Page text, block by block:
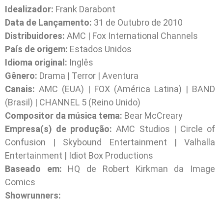
Idealizador: Frank Darabont
Data de Lançamento: 31 de Outubro de 2010
Distribuidores: AMC | Fox International Channels
País de origem: Estados Unidos
Idioma original: Inglês
Gênero: Drama | Terror | Aventura
Canais: AMC (EUA) | FOX (América Latina) | BAND
(Brasil) | CHANNEL 5 (Reino Unido)
Compositor da música tema: Bear McCreary
Empresa(s) de produção: AMC Studios | Circle of
Confusion | Skybound Entertainment | Valhalla
Entertainment | Idiot Box Productions
Baseado em: HQ de Robert Kirkman da Image
Comics
Showrunners: